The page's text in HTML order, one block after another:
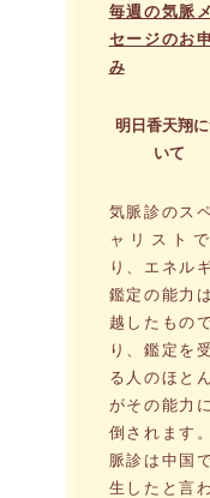
毎週の気脈
セージのお
み
明日香天翔
いて
気脈診のス
ャリスト
り、エネル
鑑定の能力
越したもの
り、鑑定を
る人のほと
がその能力
倒されます
脈診は中国
生したと言